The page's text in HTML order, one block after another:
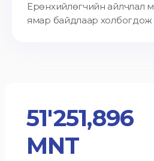
Ерөнхийлөгчийн айлчлал
ямар байдлаар холбогдож
51'251,896
MNT